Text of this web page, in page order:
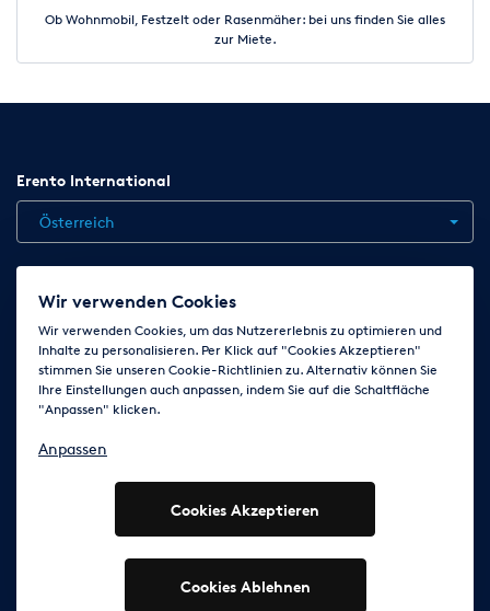
Ob Wohnmobil, Festzelt oder Rasenmäher: bei uns finden Sie alles
zur Miete.
Erento International
Österreich
Jobs Kontakt News
AGB
Impressum Cookie-Einstellungen ändern
Folge uns auf
© 2003 - 2026 Erento Campanda GmbH - Alle Rechte
vorbehalten
Ausgewiesene Marken gehören den jeweiligen Eigentümern.
Wir verwenden Cookies
Wir verwenden Cookies, um das Nutzererlebnis zu optimieren und
Inhalte zu personalisieren. Per Klick auf "Cookies Akzeptieren"
stimmen Sie unseren Cookie-Richtlinien zu. Alternativ können Sie
Ihre Einstellungen auch anpassen, indem Sie auf die Schaltfläche
"Anpassen" klicken.
Anpassen
Cookies Akzeptieren
Cookies Ablehnen